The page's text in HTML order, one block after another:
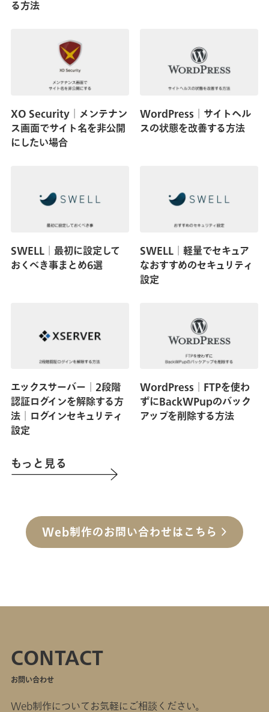
る方法
XO Security│メンテナン
ス画面でサイト名を非公開
にしたい場合
WordPress│サイトヘル
スの状態を改善する方法
SWELL│最初に設定して
おくべき事まとめ6選
SWELL│軽量でセキュア
なおすすめのセキュリティ
設定
エックスサーバー│2段階
認証ログインを解除する方
法│ログインセキュリティ
設定
WordPress│FTPを使わ
ずにBackWPupのバック
アップを削除する方法
もっと見る
Web制作のお問い合わせはこちら
CONTACT
お問い合わせ
Web制作についてお気軽にご相談ください。